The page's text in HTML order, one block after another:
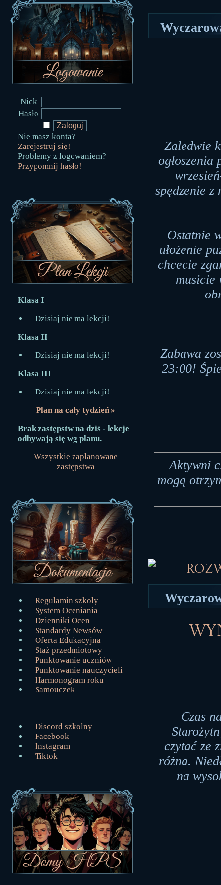
Nick
Hasło
Nie masz konta?
Zarejestruj się!
Problemy z logowaniem?
Przypomnij hasło!
Klasa I
Dzisiaj nie ma lekcji!
Klasa II
Dzisiaj nie ma lekcji!
Klasa III
Dzisiaj nie ma lekcji!
Plan na cały tydzień »
Brak zastępstw na dziś - lekcje
odbywają się wg planu.
Wszystkie zaplanowane
zastępstwa
Regulamin szkoły
System Oceniania
Dzienniki Ocen
Standardy Newsów
Oferta Edukacyjna
Staż przedmiotowy
Punktowanie uczniów
Punktowanie nauczycieli
Harmonogram roku
Samouczek
Discord szkolny
Facebook
Instagram
Tiktok
Zaledwie
ogłoszenia
spędzenie z
Ostatnie
ułożenie
chcecie
musicie
Zabawa
23:00!
Aktywni
mogą
Czas
czytać ze
różna.
na